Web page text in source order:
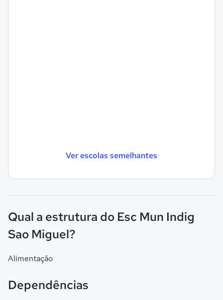
Ver escolas semelhantes
Qual a estrutura do Esc Mun Indig
Sao Miguel?
Alimentação
Dependências